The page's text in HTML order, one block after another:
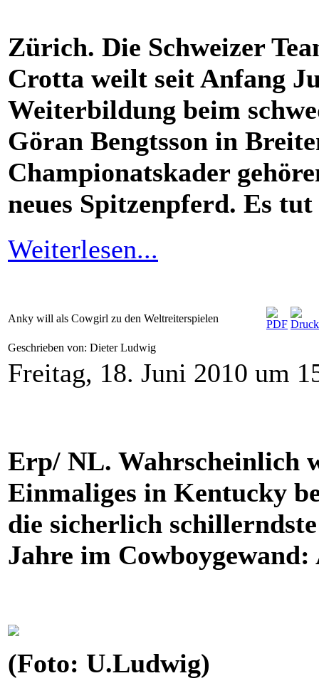
Zürich. Die Schweizer
Crotta weilt seit Anfang
Weiterbildung beim
Göran Bengtsson in
Championatskader
neues Spitzenpferd. Es
Weiterlesen...
Anky will als Cowgirl zu den Weltreiterspielen
Geschrieben von: Dieter Ludwig
Freitag, 18. Juni 2010 um
Erp/ NL. Wahrscheinlich
Einmaliges in Kentucky
die sicherlich
Jahre im
(Foto: U.Ludwig)